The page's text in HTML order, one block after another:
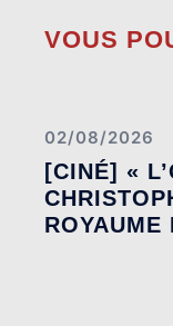
VOUS
02/08/2026
[CINÉ] «
ROYAUME